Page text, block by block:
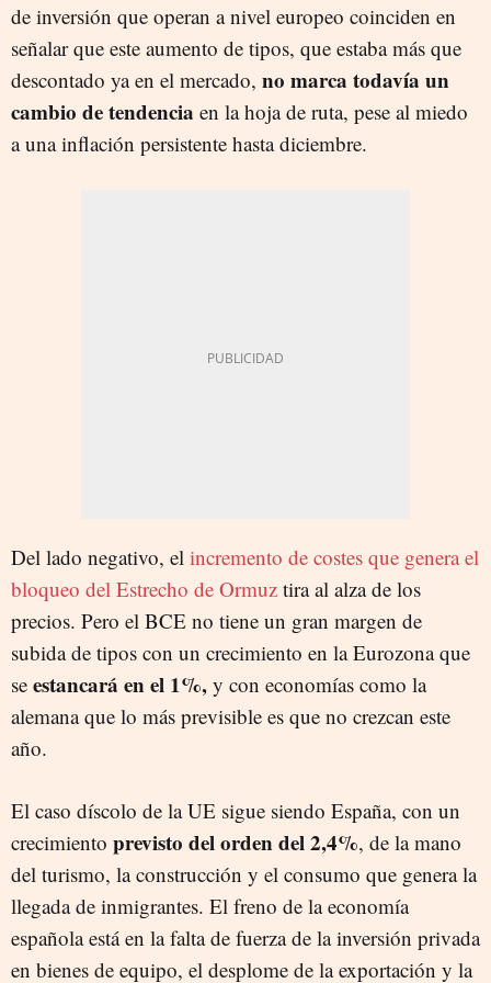
de inversión que operan a nivel europeo coinciden en
señalar que este aumento de tipos, que estaba más que
descontado ya en el mercado, no marca todavía un
cambio de tendencia en la hoja de ruta, pese al miedo
a una inflación persistente hasta diciembre.
Del lado negativo, el incremento de costes que genera el
bloqueo del Estrecho de Ormuz tira al alza de los
precios. Pero el BCE no tiene un gran margen de
subida de tipos con un crecimiento en la Eurozona que
se estancará en el 1%, y con economías como la
alemana que lo más previsible es que no crezcan este
año.
El caso díscolo de la UE sigue siendo España, con un
crecimiento previsto del orden del 2,4%, de la mano
del turismo, la construcción y el consumo que genera la
llegada de inmigrantes. El freno de la economía
española está en la falta de fuerza de la inversión privada
en bienes de equipo, el desplome de la exportación y la